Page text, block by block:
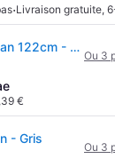
·Livraison gratuite,
TRIXIE Arbre à chat Izan 122cm - Anthracite - Pour chat - Gris
Ou 3
€
- Gris
Ou 3